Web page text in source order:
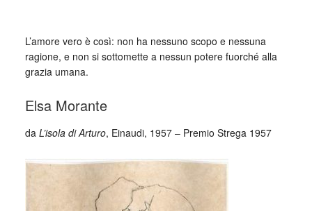
L’amore vero è così: non ha nessuno scopo e nessuna
ragione, e non si sottomette a nessun potere fuorché alla
grazia umana.
Elsa Morante
da L’isola di Arturo, Einaudi, 1957 – Premio Strega 1957